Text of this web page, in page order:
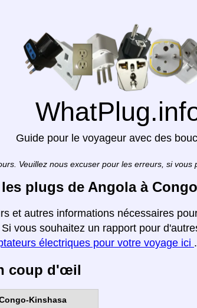
Guide pour le voyageur avec des
Veuillez nous excuser pour les erreurs, si vous
plugs de Angola à
et autres informations nécessaires
vous souhaitez un rapport pour
électriques pour votre voyage ici .
coup d'œil
Kinshasa